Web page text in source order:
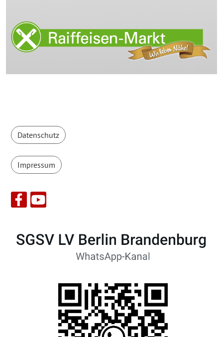
Datenschutz
Impressum